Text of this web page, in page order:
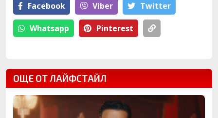
Facebook Viber Тwitter
Whatsapp Pinterest
ОЩЕ ОТ ЛАЙФСТАЙЛ